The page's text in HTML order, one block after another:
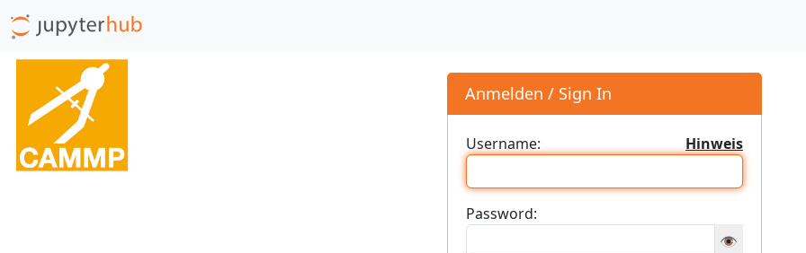
Anmelden / Sign In
Username: Hinweis
Password:
👁